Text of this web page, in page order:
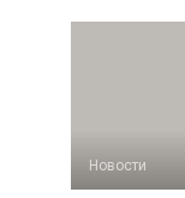
Новости